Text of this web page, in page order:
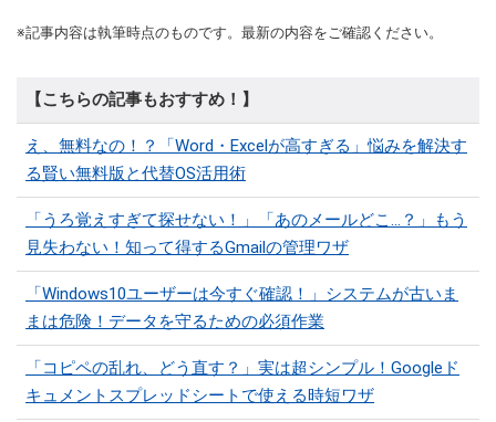
※記事内容は執筆時点のものです。最新の内容をご確認ください。
【こちらの記事もおすすめ！】
え、無料なの！？「Word・Excelが高すぎる」悩みを解決す
る賢い無料版と代替OS活用術
「うろ覚えすぎて探せない！」「あのメールどこ...？」もう
見失わない！知って得するGmailの管理ワザ
「Windows10ユーザーは今すぐ確認！」システムが古いま
まは危険！データを守るための必須作業
「コピペの乱れ、どう直す？」実は超シンプル！Googleド
キュメントスプレッドシートで使える時短ワザ